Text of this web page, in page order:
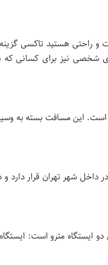
و راحتی هستید تاکسی
شخصی نیز برای کسانی که
بین المللی امام خمینی (ره) و فرودگاه مهرآباد حدود 50
داخل شهر تهران قرار